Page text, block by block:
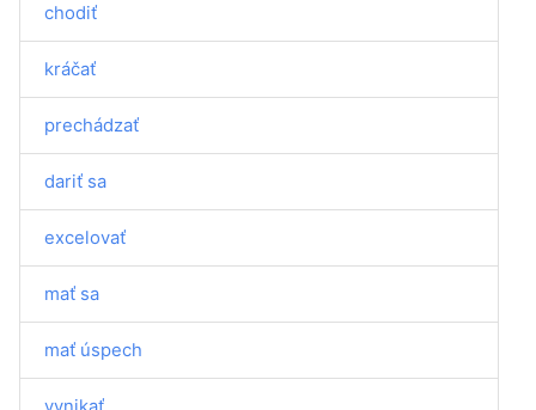
chodiť
kráčať
prechádzať
dariť sa
excelovať
mať sa
mať úspech